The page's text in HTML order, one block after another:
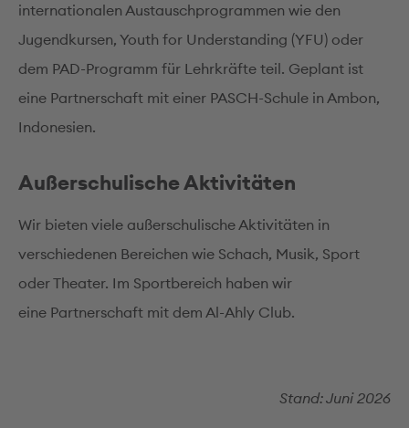
internationalen Austauschprogrammen wie den
Jugendkursen, Youth for Understanding (YFU) oder
dem PAD-Programm für Lehrkräfte teil. Geplant ist
eine Partnerschaft mit einer PASCH-Schule in Ambon,
Indonesien.
Außerschulische Aktivitäten
Wir bieten viele außerschulische Aktivitäten in
verschiedenen Bereichen wie Schach, Musik, Sport
oder Theater. Im Sportbereich haben wir
eine Partnerschaft mit dem Al-Ahly Club.
Stand: Juni 2026